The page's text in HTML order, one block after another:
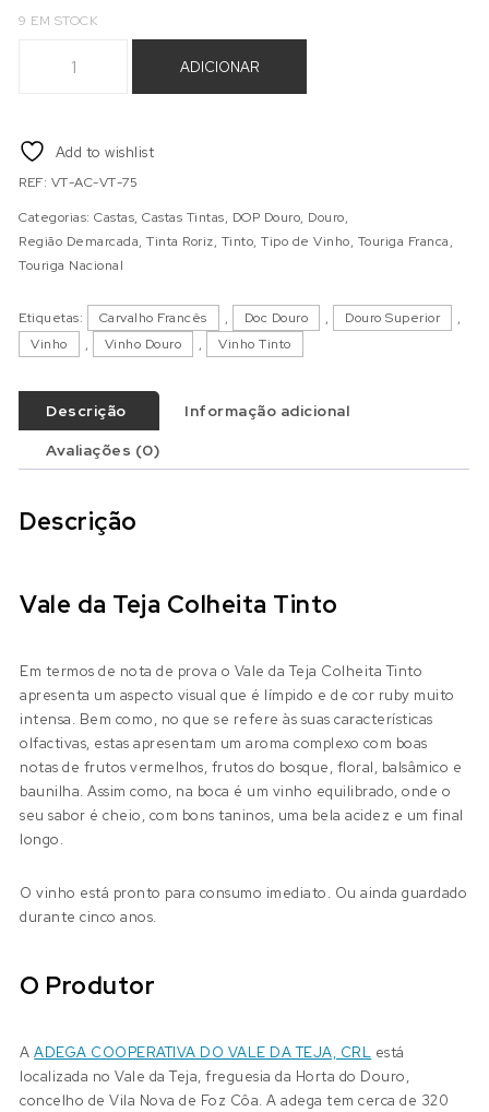
9 EM STOCK
ADICIONAR
Add to wishlist
REF: VT-AC-VT-75
Categorias:Castas,Castas Tintas, DOP Douro, Douro,
Região Demarcada,Tinta Roriz, Tinto,Tipo de Vinho, Touriga Franca,
Touriga Nacional
Etiquetas: Carvalho Francês , Doc Douro , Douro Superior
,
Vinho
, Vinho Douro , Vinho Tinto
Descrição
Informação adicional
Avaliações (0)
Descrição
Vale da Teja Colheita Tinto
Em termos de nota de prova o Vale da Teja Colheita Tinto
apresenta um aspecto visual que é límpido e de cor ruby muito
intensa. Bem como, no que se refere às suas características
olfactivas, estas apresentam um aroma complexo com boas
notas de frutos vermelhos, frutos do bosque, floral, balsâmico e
baunilha. Assim como, na boca é um vinho equilibrado, onde o
seu sabor é cheio, com bons taninos, uma bela acidez e um final
longo.
O vinho está pronto para consumo imediato. Ou ainda guardado
durante cinco anos.
O Produtor
AADEGA COOPERATIVA DO VALE DA TEJA, CRL está
localizada no Vale da Teja, freguesia da Horta do Douro,
concelho de Vila Nova de Foz Côa. A adega tem cerca de 320